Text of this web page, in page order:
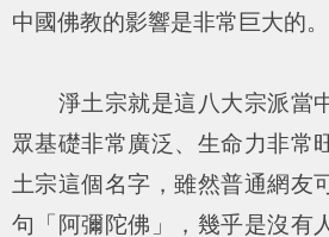
中國佛教的影響是非常巨大的。
淨土宗就是這八大宗派當
眾基礎非常廣泛、生命力非常
土宗這個名字，雖然普通網友
句「阿彌陀佛」，幾乎是沒有